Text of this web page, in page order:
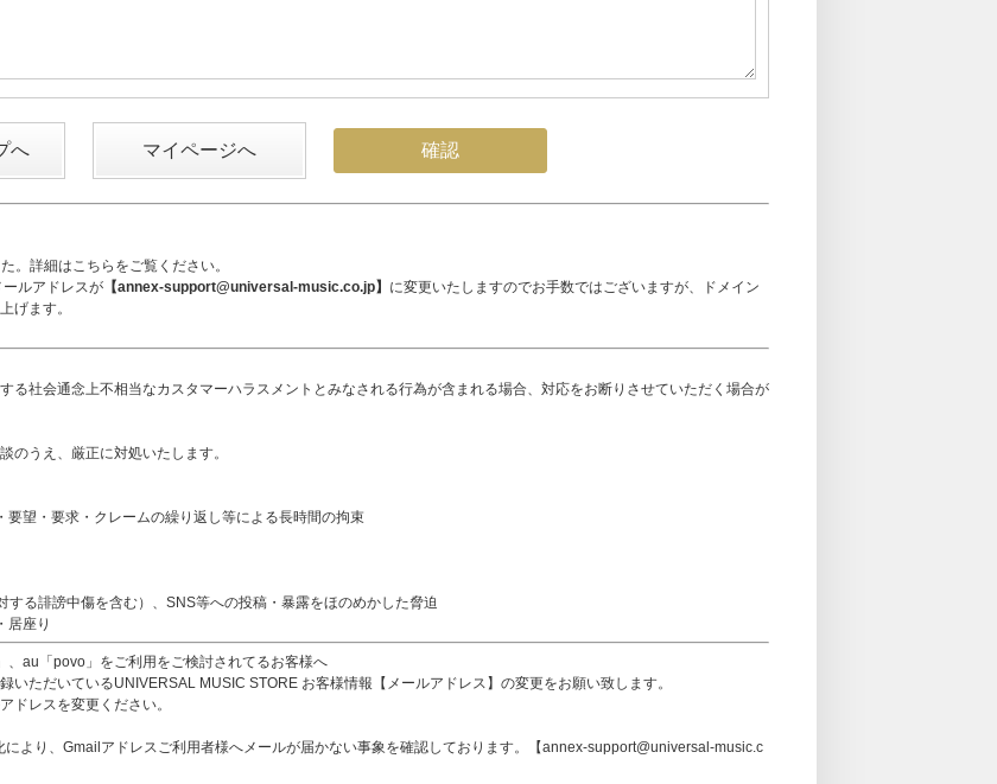
へ マイページへ
。詳細は こちら をご覧ください。
ルアドレスが 【annex-support@universal-music.co.jp】 に変更いたしますのでお手数ではございますが、ドメイン
げます。
る社会通念上不相当なカスタマーハラスメントとみなされる行為が含まれる場合、対応をお断りさせていただく場合が
のうえ、厳正に対処いたします。
望・要求・クレームの繰り返し等による長時間の拘束
る誹謗中傷を含む）、SNS等への投稿・暴露をほのめかした脅迫
居座り
au「povo」をご利用をご検討されてるお客様へ
ただいているUNIVERSAL MUSIC STORE お客様情報【メールアドレス】の変更をお願い致します。
ドレスを変更ください。
より、Gmailアドレスご利用者様へメールが届かない事象を確認しております。【annex-support@universal-music.c